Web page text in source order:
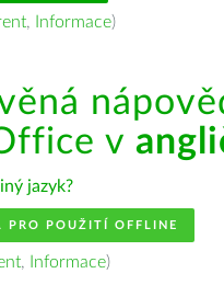
, Informace)
v
jazyk?
PRO POUŽITÍ OFFLINE
, Informace)